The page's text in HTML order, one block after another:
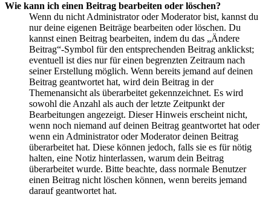
Wie kann ich einen Beitrag bearbeiten oder löschen?
Wenn du nicht Administrator oder Moderator bist, kannst du
nur deine eigenen Beiträge bearbeiten oder löschen. Du
kannst einen Beitrag bearbeiten, indem du das „Ändere
Beitrag“-Symbol für den entsprechenden Beitrag anklickst;
eventuell ist dies nur für einen begrenzten Zeitraum nach
seiner Erstellung möglich. Wenn bereits jemand auf deinen
Beitrag geantwortet hat, wird dein Beitrag in der
Themenansicht als überarbeitet gekennzeichnet. Es wird
sowohl die Anzahl als auch der letzte Zeitpunkt der
Bearbeitungen angezeigt. Dieser Hinweis erscheint nicht,
wenn noch niemand auf deinen Beitrag geantwortet hat oder
wenn ein Administrator oder Moderator deinen Beitrag
überarbeitet hat. Diese können jedoch, falls sie es für nötig
halten, eine Notiz hinterlassen, warum dein Beitrag
überarbeitet wurde. Bitte beachte, dass normale Benutzer
einen Beitrag nicht löschen können, wenn bereits jemand
darauf geantwortet hat.